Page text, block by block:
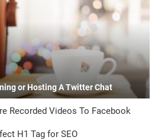
or Hosting A Twitter Chat
Recorded Videos To Facebook
H1 Tag for SEO